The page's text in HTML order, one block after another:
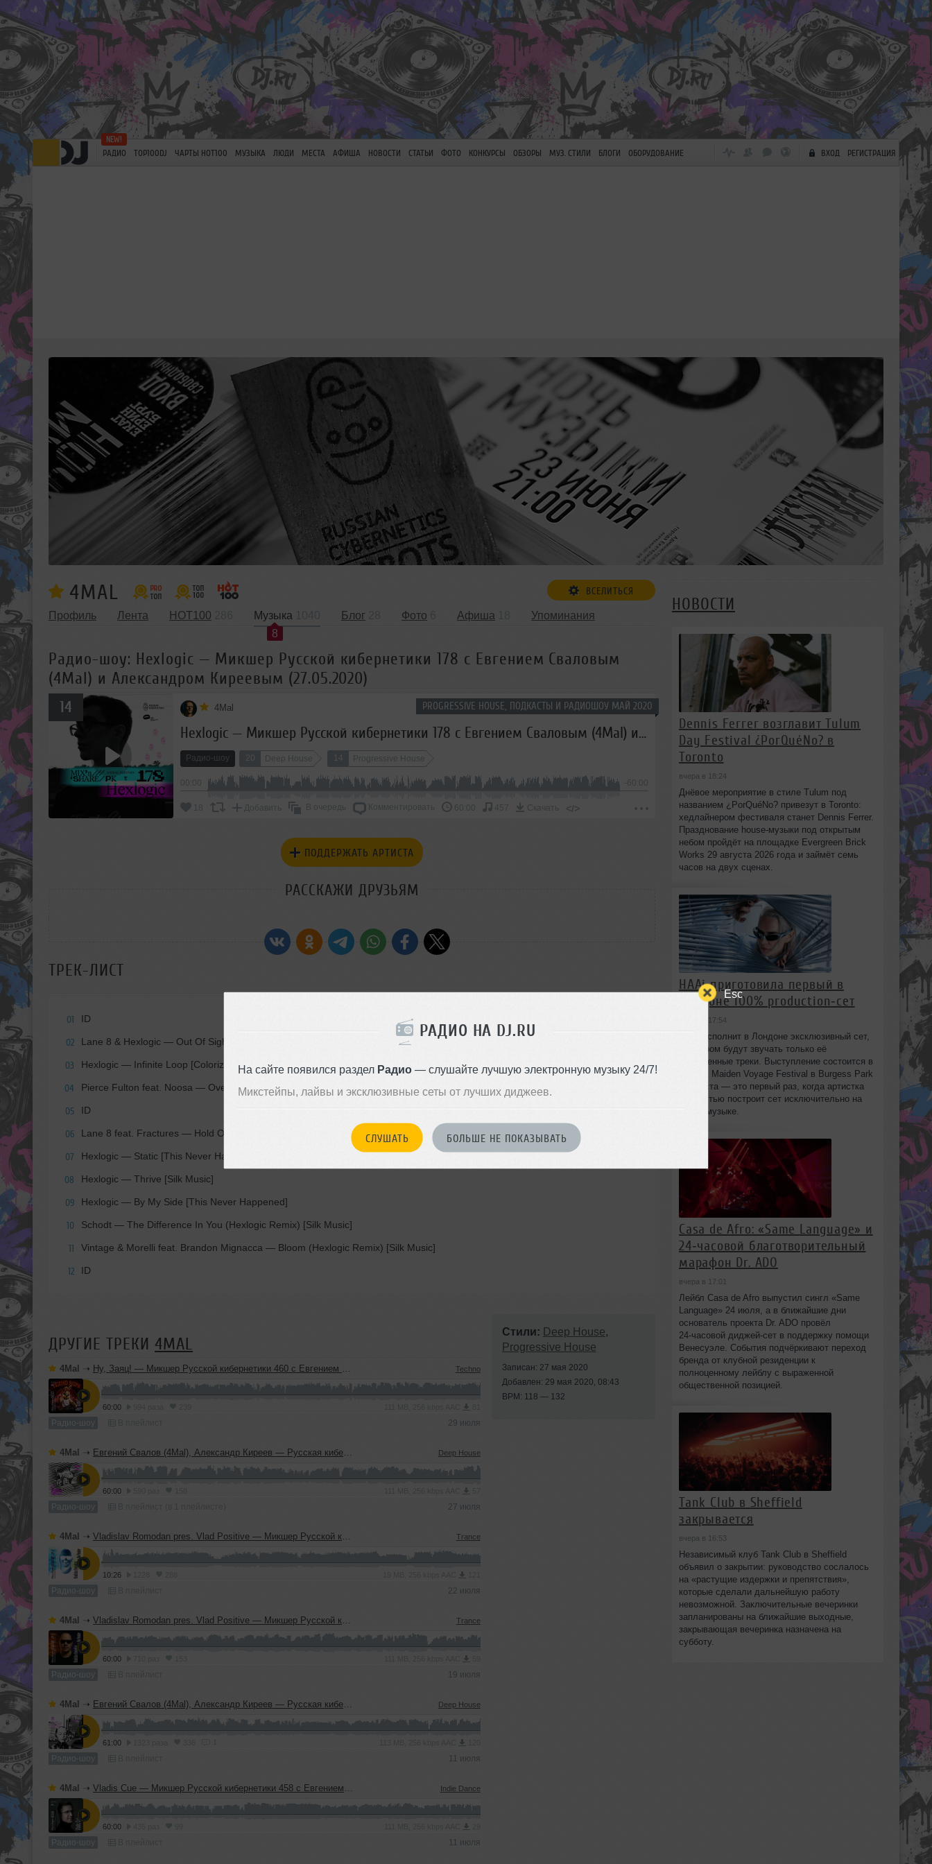
Esc
РАДИО НА DJ.RU
На сайте появился раздел Радио— слушайте лучшую электронную музыку 24/7!
Микстейпы, лайвы и эксклюзивные сеты от лучших диджеев.
СЛУШАТЬ БОЛЬШЕ НЕ ПОКАЗЫВАТЬ
РАДИО TOP100DJ ЧАРТЫ HOT100 МУЗЫКА ЛЮДИ МЕСТА АФИША НОВОСТИ СТАТЬИ ФОТО КОНКУРСЫ ОБЗОРЫ МУЗ. СТИЛИ БЛОГИ ОБОРУДОВАНИЕ ВХОД РЕГИСТРАЦИЯ
4MAL ВСЕЛИТЬСЯ
Профиль Лента HOT100
Музыка
8
Блог Фото Афиша Упоминания
Радио-шоу: Hexlogic — Микшер Русской кибернетики 178 с Евгением Сваловым
(4Mal) и Александром Киреевым (27.05.2020)
PROGRESSIVE HOUSE, ПОДКАСТЫ И РАДИОШОУ МАЙ 2020
14 4Mal
Hexlogic — Микшер Русской кибернетики 178 с Евгением Сваловым (4Mal) и Александром Киреевым (27.05.2020)
Радио-шоу 20 Deep House Progressive House
-60:00
Добавить В очередь Комментировать 60:00 457 Скачать </>
ПОДДЕРЖАТЬ АРТИСТА
РАССКАЖИ ДРУЗЬЯМ
ТРЕК-ЛИСТ
01 ID
02 Lane 8 & Hexlogic — Out Of Sight [This Never Happened]
03 Hexlogic — Infinite Loop [Colorize]
04 Pierce Fulton feat. Noosa — Overthinking Rain (Hexlogic Remix) [Potential Fun]
05 ID
06 Lane 8 feat. Fractures — Hold On (Hexlogic Remix)
07 Hexlogic — Static [This Never Happened]
08 Hexlogic — Thrive [Silk Music]
09 Hexlogic — By My Side [This Never Happened]
10 Schodt — The Difference In You (Hexlogic Remix) [Silk Music]
11 Vintage & Morelli feat. Brandon Mignacca — Bloom (Hexlogic Remix) [Silk Music]
12 ID
ДРУГИЕ ТРЕКИ 4MAL
4Mal ➝ Ну, Заяц! — Микшер Русской кибернетики 460 с Евгением Сваловым (4Mal) и Александром Киреевым (22.07.2026) Techno
60:00
Радио-шоу 29 июля
4Mal ➝ Евгений Свалов (4Mal), Александр Киреев — Русская кибернетика 725 (22.07.2026) Deep House
60:00
Радио-шоу 27 июля
4Mal ➝ Vladislav Romodan pres. Vlad Positive — Микшер Русской кибернетики 459, Part 2, с Евгением Сваловым (4Mal) и Александром Киреевым (15.07.2026) Trance
10:26
Радио-шоу 22 июля
4Mal ➝ Vladislav Romodan pres. Vlad Positive — Микшер Русской кибернетики 459, Part 1, с Евгением Сваловым (4Mal) и Александром Киреевым (15.07.2026) Trance
60:00
Радио-шоу 19 июля
4Mal ➝ Евгений Свалов (4Mal), Александр Киреев — Русская кибернетика 724 (08.07.2026) Deep House
61:00
Радио-шоу 11 июля
4Mal ➝ Vladis Cue — Микшер Русской кибернетики 458 с Евгением Сваловым (4Mal) и Александром Киреевым (08.07.2026) Indie Dance
60:00
Радио-шоу 11 июля
Стили: Deep House,
Progressive House
Записан: 27 мая 2020
Добавлен: 29 мая 2020, 08:43
BPM: 118 — 132
НОВОСТИ
Dennis Ferrer возглавит Tulum
Day Festival ¿PorQuéNo? в
Toronto
вчера в 18:24
Днёвое мероприятие в стиле Tulum под
названием ¿PorQuéNo? привезут в Toronto:
хедлайнером фестиваля станет Dennis Ferrer.
Празднование house-музыки под открытым
небом пройдёт на площадке Evergreen Brick
Works 29 августа 2026 года и займёт семь
часов на двух сценах.
HAAi приготовила первый в
Лондоне 100% production‑сет
вчера в 17:54
HAAi исполнит в Лондоне эксклюзивный сет,
в котором будут звучать только её
собственные треки. Выступление состоится в
рамках Maiden Voyage Festival в Burgess Park
8 августа — это первый раз, когда артистка
полностью построит сет исключительно на
своей музыке.
Casa de Afro: «Same Language» и
24‑часовой благотворительный
марафон Dr. ADO
вчера в 17:01
Лейбл Casa de Afro выпустил сингл «Same
Language» 24 июля, а в ближайшие дни
основатель проекта Dr. ADO провёл
24‑часовой диджей‑сет в поддержку помощи
Венесуэле. События подчёркивают переход
бренда от клубной резиденции к
полноценному лейблу с выраженной
общественной позицией.
Tank Club в Sheffield
закрывается
вчера в 16:53
Независимый клуб Tank Club в Sheffield
объявил о закрытии: руководство сослалось
на «растущие издержки и препятствия»,
которые сделали дальнейшую работу
невозможной. Заключительные вечеринки
запланированы на ближайшие выходные,
закрывающая вечеринка назначена на
субботу.